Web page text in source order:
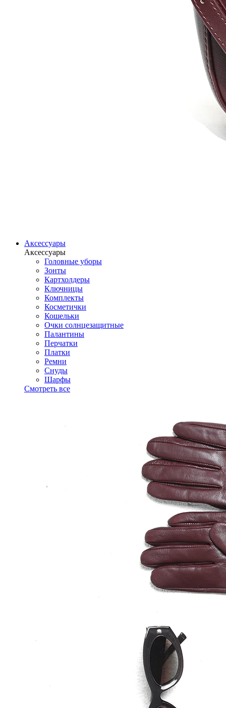
Аксессуары
Аксессуары
Головные уборы
Зонты
Картхолдеры
Ключницы
Комплекты
Косметички
Кошельки
Очки солнцезащитные
Палантины
Перчатки
Платки
Ремни
Снуды
Шарфы
Смотреть все